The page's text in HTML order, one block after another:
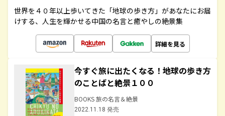
世界を４０年以上歩いてきた「地球の歩き方」があなたにお届
けする、人生を輝かせる中国の名言と癒やしの絶景集
詳細を見る
今すぐ旅に出たくなる！地球の歩き方
のことばと絶景１００
BOOKS 旅の名言＆絶景
2022.11.18 発売